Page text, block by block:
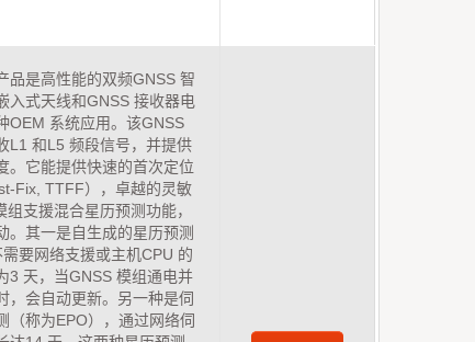
品是高性能的双频GNSS 智
入式天线和GNSS 接收器电
OEM 系统应用。该GNSS
L1 和L5 频段信号，并提供
。它能提供快速的首次定位
Fix, TTFF），卓越的灵敏
支援混合星历预测功能，
。其一是自生成的星历预测
需要网络支援或主机CPU 的
3 天，当GNSS 模组通电并
，会自动更新。另一种是伺
（称为EPO），通过网络伺